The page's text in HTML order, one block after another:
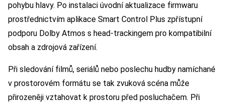
pohybu hlavy. Po instalaci úvodní aktualizace firmwaru
prostřednictvím aplikace Smart Control Plus zpřístupní
podporu Dolby Atmos s head-trackingem pro kompatibilní
obsah a zdrojová zařízení.
Při sledování filmů, seriálů nebo poslechu hudby namíchané
v prostorovém formátu se tak zvuková scéna může
přirozeněji vztahovat k prostoru před posluchačem. Při